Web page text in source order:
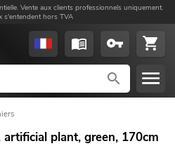
Vente aux clients professionnels uniquement.
s'entendent hors TVA
artificial plant, green, 170cm